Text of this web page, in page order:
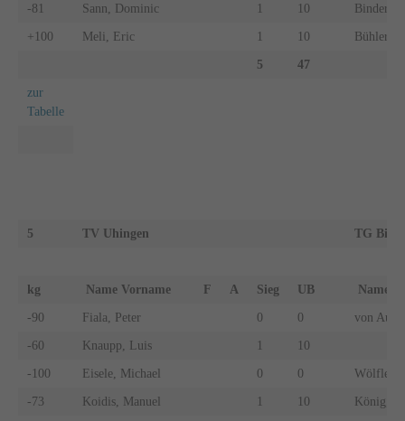
-81 Sann, Dominic 1 10 Binder,
+100 Meli, Eric 1 10 Bühler,
5 47
zur
Tabelle
5 TV Uhingen TG
kg Name Vorname F A Sieg UB Name
-90 Fiala, Peter 0 0 von Au,
-60 Knaupp, Luis 1 10
-100 Eisele, Michael 0 0 Wölfle,
-73 Koidis, Manuel 1 10 König,